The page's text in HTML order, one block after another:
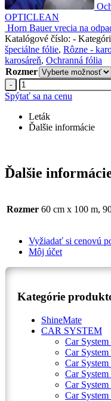
OPTICLEAN
Horn Bauer vrecia na
Katalógové číslo: -
špeciálne fólie, Rôzne -
karosáreň, Ochranná fólia
Rozmer
-
Spýtať sa na cenu
Leták
Ďalšie informácie
Ďalšie
Rozmer 60 cm x 100 m,
Vyžiadať si cenovú
Môj účet
Kategórie
ShineMate
CAR SYSTEM
Car System
Car System
Car System
Car
Car
Car